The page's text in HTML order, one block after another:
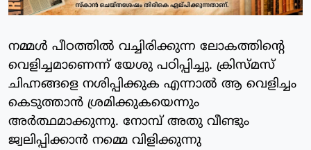
നമ്മള്‍ പീഠത്തില്‍ വച്ചിരിക്കുന്ന ലോകത്തിന്റെ
വെളിച്ചമാണെന്ന് യേശു പഠിപ്പിച്ചു. ക്രിസ്മസ്
ചിഹ്നങ്ങളെ നശിപ്പിക്കുക എന്നാല്‍ ആ വെളിച്ചം
കെടുത്താന്‍ ശ്രമിക്കുകയെന്നും
അര്‍ത്ഥമാക്കുന്നു. നോമ്പ് അതു വീണ്ടും
ജ്വലിപ്പിക്കാന്‍ നമ്മെ വിളിക്കുന്നു